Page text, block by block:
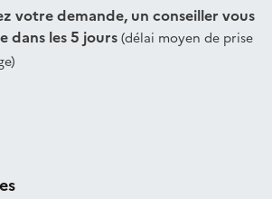
votre demande, un conseiller vous
dans les 5 jours(délai moyen de prise